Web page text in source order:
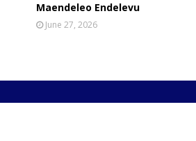
Maendeleo Endelevu
June 27, 2026